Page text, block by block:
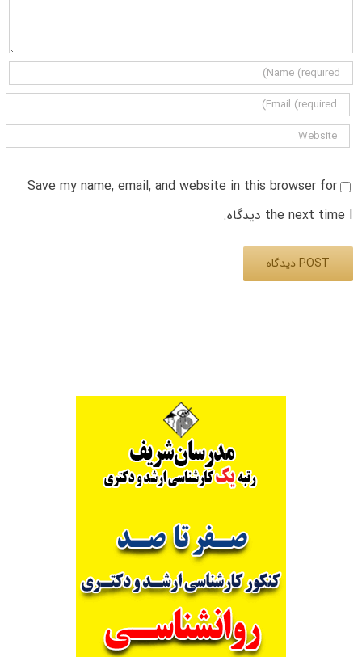
Save my name, email, and website in this browser for
the next time I دیدگاه.